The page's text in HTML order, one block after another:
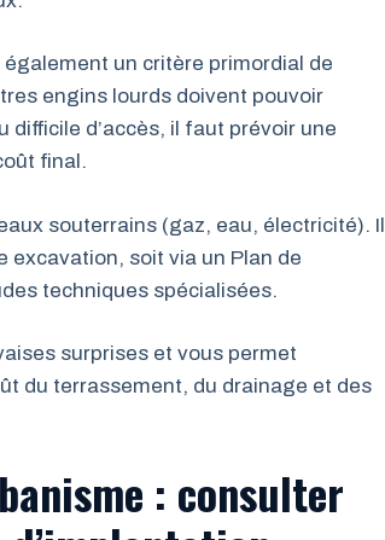
également un critère primordial de
engins lourds doivent pouvoir
difficile d’accès, il faut prévoir une
final.
souterrains (gaz, eau, électricité). Il
excavation, soit via un Plan de
techniques spécialisées.
surprises et vous permet
du terrassement, du drainage et des
: consulter